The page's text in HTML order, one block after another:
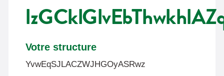
Votre structure
YvwEqSJLACZWJHGOyASRwz